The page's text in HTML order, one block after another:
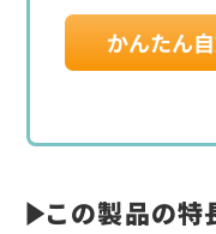
定価:44,500
※交互通話用
袖付け型マ
かんたん
この製品の特